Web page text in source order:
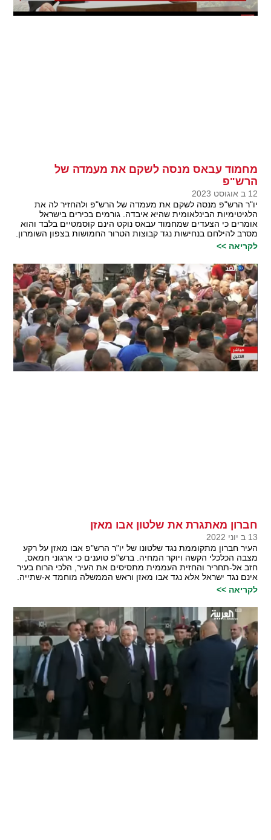
מחמוד עבאס מנסה לשקם את מעמדה של
הרש"פ
12 ב אוגוסט 2023
יו"ר הרש"פ מנסה לשקם את מעמדה של הרש"פ ולהחזיר לה את
הלגיטימיות הבינלאומית שהיא איבדה. גורמים בכירים בישראל
אומרים כי הצעדים שמחמוד עבאס נוקט הינם קוסמטיים בלבד והוא
מסרב להילחם בנחישות נגד קבוצות הטרור החמושות בצפון השומרון.
לקריאה >>
חברון מאתגרת את שלטון אבו מאזן
13 ב יוני 2022
העיר חברון מתקוממת נגד שלטונו של יו"ר הרש"פ אבו מאזן על רקע
מצבה הכלכלי הקשה ויוקר המחיה. ברש"פ טוענים כי ארגוני חמאס,
חזב אל-תחריר והחזית העממית מתסיסים את העיר, הלכי הרוח בעיר
אינם נגד ישראל אלא נגד אבו מאזן וראש הממשלה מוחמד א-שתייה.
לקריאה >>